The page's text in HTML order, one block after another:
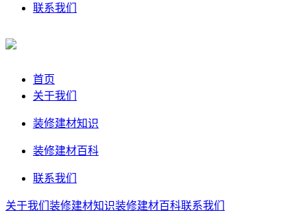
联系我们
首页
关于我们
装修建材知识
装修建材百科
联系我们
关于我们 装修建材知识装修建材百科联系我们